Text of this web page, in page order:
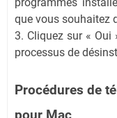
que vous souhaitez
3. Cliquez sur « Oui
processus de
Procédures de
pour Mac